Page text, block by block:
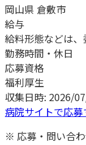
岡山県 倉敷市
給与
給料形態などは、
勤務時間・休日
応募資格
福利厚生
収集日時: 2026/
病院サイトで応
※ 応募・問い合